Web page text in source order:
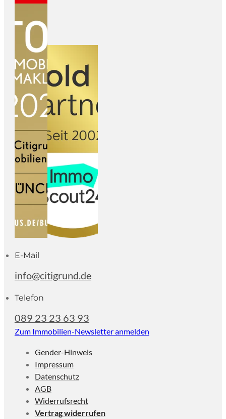
E-Mail
info@citigrund.de
Telefon
089 23 23 63 93
Zum Immobilien-Newsletter anmelden
Gender-Hinweis
Impressum
Datenschutz
AGB
Widerrufsrecht
Vertrag widerrufen